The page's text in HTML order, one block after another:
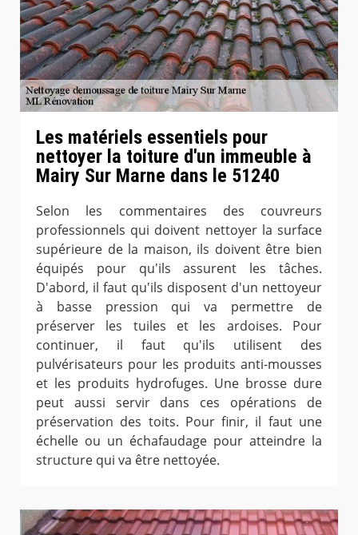
Les matériels essentiels pour
nettoyer la toiture d'un immeuble à
Mairy Sur Marne dans le 51240
Selon les commentaires des couvreurs
professionnels qui doivent nettoyer la surface
supérieure de la maison, ils doivent être bien
équipés pour qu'ils assurent les tâches.
D'abord, il faut qu'ils disposent d'un nettoyeur
à basse pression qui va permettre de
préserver les tuiles et les ardoises. Pour
continuer, il faut qu'ils utilisent des
pulvérisateurs pour les produits anti-mousses
et les produits hydrofuges. Une brosse dure
peut aussi servir dans ces opérations de
préservation des toits. Pour finir, il faut une
échelle ou un échafaudage pour atteindre la
structure qui va être nettoyée.